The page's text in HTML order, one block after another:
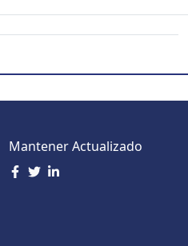
Mantener Actualizado